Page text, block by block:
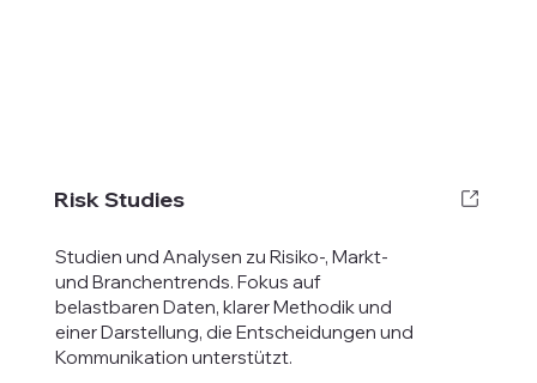
Risk Studies
Studien und Analysen zu Risiko-, Markt-
und Branchentrends. Fokus auf
belastbaren Daten, klarer Methodik und
einer Darstellung, die Entscheidungen und
Kommunikation unterstützt.